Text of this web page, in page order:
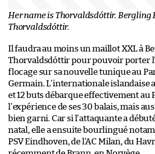
Her name is Thorvaldsdóttir. Bergling
Thorvaldsdóttir.
Il faudra au moins un maillot XXL à
Thorvaldsdóttir pour pouvoir porter
flocage sur sa nouvelle tunique au
Germain. L’internationale islandaise
et 12 buts débarque effectivement au
l’expérience de ses 30 balais, mais
bien garni. Car si l’attaquante a
natal, elle a ensuite bourlingué
PSV Eindhoven, de l’AC Milan, du